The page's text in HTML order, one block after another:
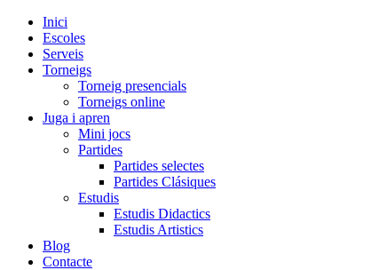
Inici
Escoles
Serveis
Torneigs
Torneig presencials
Torneigs online
Juga i apren
Mini jocs
Partides
Partides selectes
Partides Clásiques
Estudis
Estudis Didactics
Estudis Artistics
Blog
Contacte